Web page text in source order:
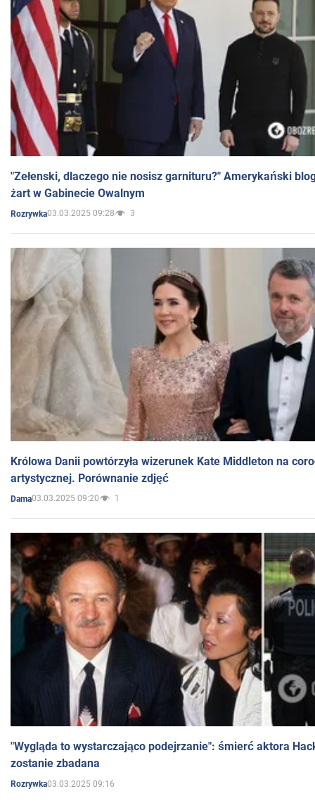
"Zełenski, dlaczego nie nosisz garnituru?" Amerykański
żart w Gabinecie Owalnym
Rozrywka03.03.2025 09:28 3
Królowa Danii powtórzyła wizerunek Kate Middleton na
artystycznej. Porównanie zdjęć
Dama03.03.2025 09:20 1
"Wygląda to wystarczająco podejrzanie": śmierć aktora
zostanie zbadana
Rozrywka03.03.2025 09:16